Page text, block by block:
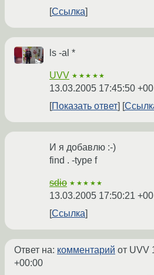
Ссылка
ls -al *
UVV ★★★★★
13.03.2005 17:45:50
Показать ответ
И я добавлю :-)
find . -type f
sdio ★★★★★
13.03.2005 17:50:21
Ссылка
Ответ на: комментарий от UVV
+00:00